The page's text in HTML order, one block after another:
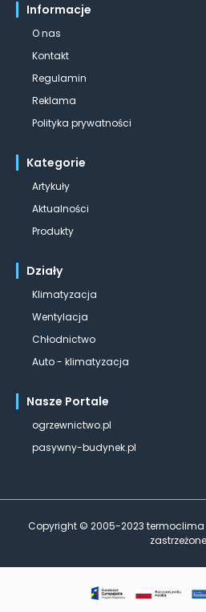
Informacje
O nas
Kontakt
Regulamin
Reklama
Polityka prywatności
Kategorie
Artykuły
Aktualności
Produkty
Działy
Klimatyzacja
Wentylacja
Chłodnictwo
Auto - klimatyzacja
Nasze Portale
ogrzewnictwo.pl
pasywny-budynek.pl
Copyright © 2005-2023 termoclima